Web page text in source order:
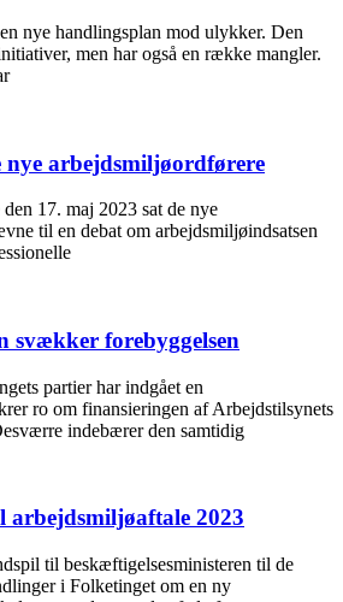
nye handlingsplan mod ulykker. Den
men har også en række mangler.
nye arbejdsmiljøordførere
17. maj 2023 sat de nye
til en debat om arbejdsmiljøindsatsen
svækker forebyggelsen
partier har indgået en
ro om finansieringen af Arbejdstilsynets
indebærer den samtidig
2023
til beskæftigelsesministeren til de
i Folketinget om en ny